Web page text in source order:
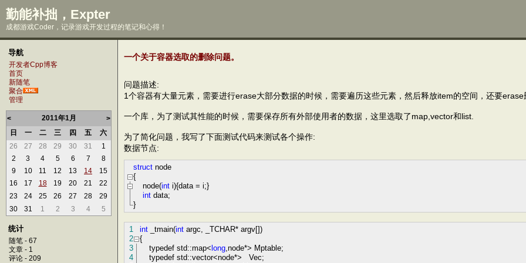
勤能补拙，Expter
成都游戏Coder，记录游戏开发过程的笔记和心得！
导航
开发者Cpp博客
首页
新随笔
聚合
管理
< 2011年1月
>
日
一 二 三 四 五
六
26
27 28 29 30 31
1
2
3 4 5 6 7
8
9
10 11 12 13 14
15
16
17 18 19 20 21
22
23
24 25 26 27 28
29
30
31 1 2 3 4 5
统计
随笔 - 67
文章 - 1
评论 - 209
一个关于容器选取的删除问题。
问题描述:
1个容器有大量元素，需要进行erase大部分数据的时候，需要遍历这些元素，然后释放item的空间，还要erase
一个库，为了测试其性能的时候，需要保存所有外部使用者的数据，这里选取了map,vector和list.
为了简化问题，我写了下面测试代码来测试各个操作:
数据节点:
struct node
{
node(int i){data = i;}
int data;
}
1 int _tmain(int argc, _TCHAR* argv[])
2
{
3
typedef std::map< long ,node*> Mptable;
4
typedef std::vector<node*> Vec;